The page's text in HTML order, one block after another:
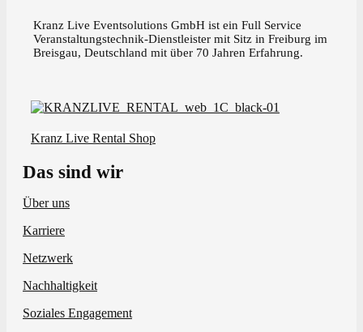
Kranz Live Eventsolutions GmbH ist ein Full Service
Veranstaltungstechnik-Dienstleister mit Sitz in Freiburg im
Breisgau, Deutschland mit über 70 Jahren Erfahrung.
Kranz Live Rental Shop
Das sind wir
Über uns
Karriere
Netzwerk
Nachhaltigkeit
Soziales Engagement